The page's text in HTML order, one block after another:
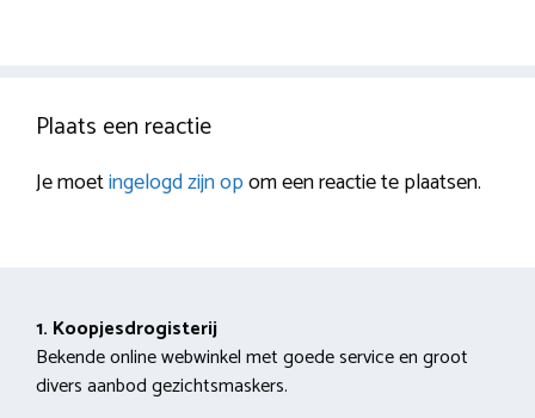
Plaats een reactie
Je moetingelogd zijn opom een reactie te plaatsen.
1. Koopjesdrogisterij
Bekende online webwinkel met goede service en groot
divers aanbod gezichtsmaskers.